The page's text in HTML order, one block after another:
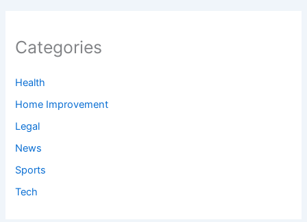
Categories
Health
Home Improvement
Legal
News
Sports
Tech